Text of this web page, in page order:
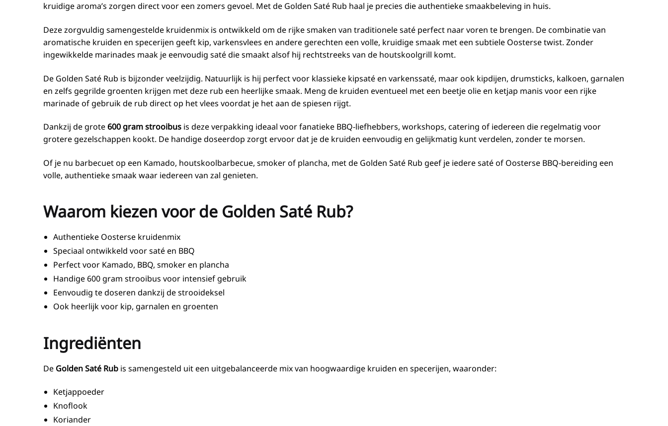
kruidige aroma’s zorgen direct voor een zomers gevoel. Met de Golden Saté Rub haal je precies die authentieke smaakbeleving in huis.
Deze zorgvuldig samengestelde kruidenmix is ontwikkeld om de rijke smaken van traditionele saté perfect naar voren te brengen. De combinatie van
aromatische kruiden en specerijen geeft kip, varkensvlees en andere gerechten een volle, kruidige smaak met een subtiele Oosterse twist. Zonder
ingewikkelde marinades maak je eenvoudig saté die smaakt alsof hij rechtstreeks van de houtskoolgrill komt.
De Golden Saté Rub is bijzonder veelzijdig. Natuurlijk is hij perfect voor klassieke kipsaté en varkenssaté, maar ook kipdijen, drumsticks, kalkoen, garnalen
en zelfs gegrilde groenten krijgen met deze rub een heerlijke smaak. Meng de kruiden eventueel met een beetje olie en ketjap manis voor een rijke
marinade of gebruik de rub direct op het vlees voordat je het aan de spiesen rijgt.
Dankzij de grote600 gram strooibus is deze verpakking ideaal voor fanatieke BBQ-liefhebbers, workshops, catering of iedereen die regelmatig voor
grotere gezelschappen kookt. De handige doseerdop zorgt ervoor dat je de kruiden eenvoudig en gelijkmatig kunt verdelen, zonder te morsen.
Of je nu barbecuet op een Kamado, houtskoolbarbecue, smoker of plancha, met de Golden Saté Rub geef je iedere saté of Oosterse BBQ-bereiding een
volle, authentieke smaak waar iedereen van zal genieten.
Waarom kiezen voor de Golden Saté Rub?
Authentieke Oosterse kruidenmix
Speciaal ontwikkeld voor saté en BBQ
Perfect voor Kamado, BBQ, smoker en plancha
Handige 600 gram strooibus voor intensief gebruik
Eenvoudig te doseren dankzij de strooideksel
Ook heerlijk voor kip, garnalen en groenten
Ingrediënten
De Golden Saté Rub is samengesteld uit een uitgebalanceerde mix van hoogwaardige kruiden en specerijen, waaronder:
Ketjappoeder
Knoflook
Koriander